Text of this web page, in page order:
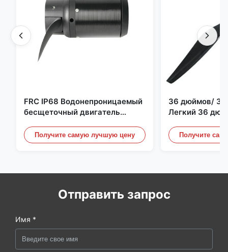
FRC IP68 Водонепроницаемый
бесщеточный двигатель
4 кВт 45 кг Упор для лодки для
серфинга Подводное
Получите самую лучшую цену
36 дюймов/
Легкий 36
Пропеллерные
Дронного
Получите
Отправить запрос
Имя *